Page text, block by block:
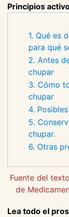
Principios
1. Qué es
para qué
2. Antes
chupar
3. Cómo
chupar
4.
5.
chupar.
6. Otras
Fuente del
de
Lea todo el